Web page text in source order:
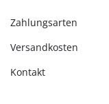
Zahlungsarten
Versandkosten
Kontakt